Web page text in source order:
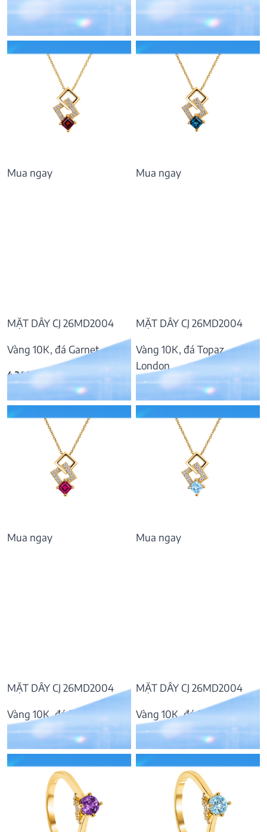
4.506.000
Mua ngay
MẶT DÂY CJ 26MD2004
Vàng 10K, đá Garnet
4.244.000
Mua ngay
MẶT DÂY CJ 26MD2004
Vàng 10K, đá Topaz
London
4.782.000₫
Mua ngay
MẶT DÂY CJ 26MD2004
Vàng 10K, đá Rhodolite
4.446.000₫
Mua ngay
MẶT DÂY CJ 26MD2004
Vàng 10K, đá Swiss Topaz
4.820.000₫